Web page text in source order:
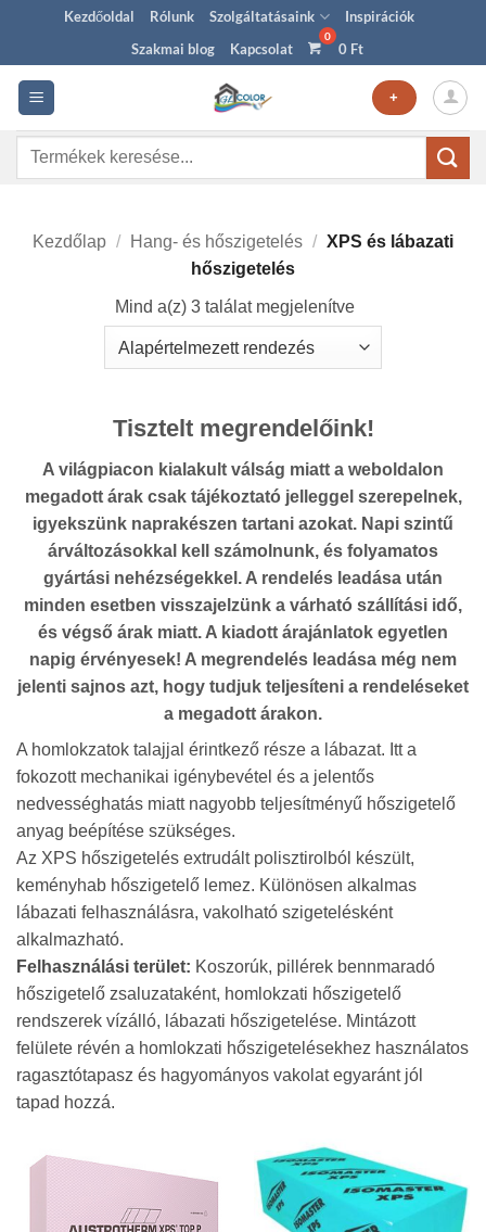
content
Kezdőoldal Rólunk Szolgáltatásaink
Inspirációk
Szakmai blog
Kapcsolat 0 Ft
+
Keresés
Kezdőlap / Hang- és hőszigetelés / XPS és lábazati
hőszigetelés
Mind a(z) 3 találat megjelenítve
Tisztelt megrendelőink!
A világpiacon kialakult válság miatt a weboldalon
megadott árak csak tájékoztató jelleggel szerepelnek,
igyekszünk naprakészen tartani azokat. Napi szintű
árváltozásokkal kell számolnunk, és folyamatos
gyártási nehézségekkel. A rendelés leadása után
minden esetben visszajelzünk a várható szállítási idő,
és végső árak miatt. A kiadott árajánlatok egyetlen
napig érvényesek! A megrendelés leadása még nem
jelenti sajnos azt, hogy tudjuk teljesíteni a rendeléseket
a megadott árakon.
A homlokzatok talajjal érintkező része a lábazat. Itt a
fokozott mechanikai igénybevétel és a jelentős
nedvességhatás miatt nagyobb teljesítményű hőszigetelő
anyag beépítése szükséges.
Az XPS hőszigetelés extrudált polisztirolból készült,
keményhab hőszigetelő lemez. Különösen alkalmas
lábazati felhasználásra, vakolható szigetelésként
alkalmazható.
Felhasználási terület: Koszorúk, pillérek bennmaradó
hőszigetelő zsaluzataként, homlokzati hőszigetelő
rendszerek vízálló, lábazati hőszigetelése. Mintázott
felülete révén a homlokzati hőszigetelésekhez használatos
ragasztótapasz és hagyományos vakolat egyaránt jól
tapad hozzá.